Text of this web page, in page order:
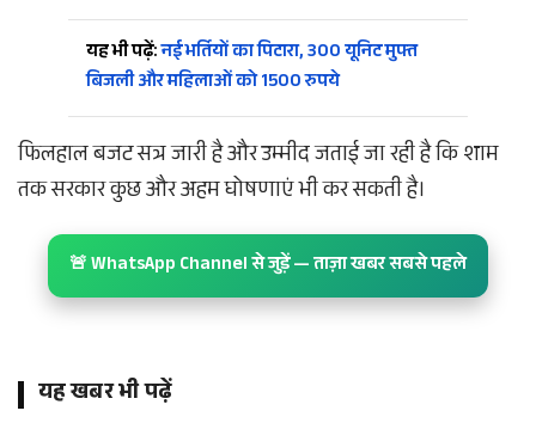
यह भी पढ़ें:नई भर्तियों का पिटारा, 300 यूनिट मुफ्त
बिजली और महिलाओं को 1500 रुपये
फिलहाल बजट सत्र जारी है और उम्मीद जताई जा रही है कि शाम
तक सरकार कुछ और अहम घोषणाएं भी कर सकती है।
🚨 WhatsApp Channel से जुड़ें — ताज़ा खबर सबसे पहले
यह खबर भी पढ़ें